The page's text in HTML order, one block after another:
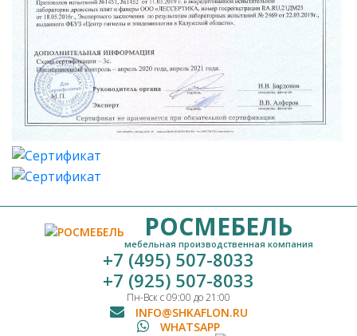
РОСМЕБЕЛЬ
мебельная производственная компания
+7 (495) 507-8033
+7 (925) 507-8033
Пн-Вск с 09:00 до 21:00
INFO@SHKAFLON.RU
WHATSAPP